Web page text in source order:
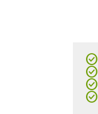
check_circle
check_circle
check_circle
check_circle